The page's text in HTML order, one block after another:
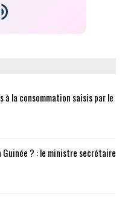
à la consommation saisis par le
Guinée ? : le ministre secrétaire